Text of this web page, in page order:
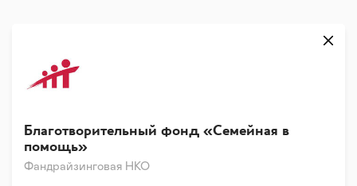
Фандрайзинговая НКО
Благотворительный фонд «Семейная в
помощь»